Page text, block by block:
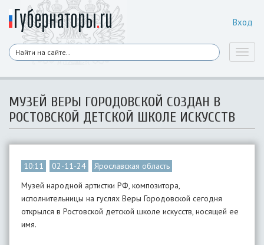
Вход
​МУЗЕЙ ВЕРЫ ГОРОДОВСКОЙ СОЗДАН В
РОСТОВСКОЙ ДЕТСКОЙ ШКОЛЕ ИСКУССТВ
10:11 02-11-24
Ярославская область
Музей народной артистки РФ, композитора,
исполнительницы на гуслях Веры Городовской сегодня
открылся в Ростовской детской школе искусств, носящей ее
имя.